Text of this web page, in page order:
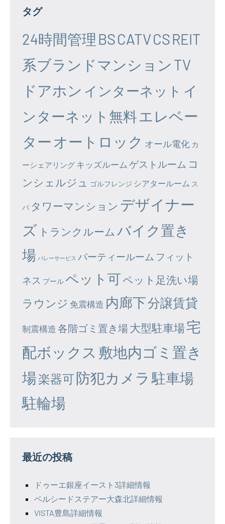
タグ
24時間管理 BSCATVCSREIT
系ブランドマンション TV
ドアホン インターネット イ
ンターネット無料エレベー
ター オートロック オール電化 カ
ーシェアリング キッズルーム ゲストルーム コ
ンシェルジュ
ゴルフレンジ シアタールーム ス
パ タワーマンション デザイナー
ズ トランクルーム バイク置き
場 バレーサービス パーティールーム フィット
ネス プール ペット可ペット足洗い場
ラウンジ 免震構造 内廊下分譲賃貸
制震構造 各階ゴミ置き場大型駐車場宅
配ボックス 敷地内ゴミ置き
場楽器可防犯カメラ 駐車場
駐輪場
最近の投稿
ドゥーエ銀座イースト3詳細情報
ベルシードステアー大森北詳細情報
VISTA豊島詳細情報